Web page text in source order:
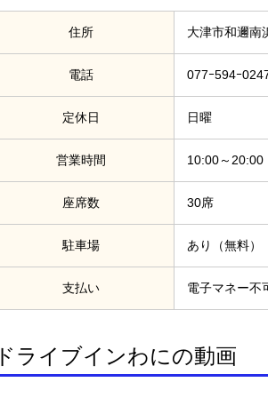
住所 大津市和邇南
電話 077ｰ594ｰ
定休日 日曜
営業時間 10:00～20:00
座席数 30席
駐車場 あり（無料）
支払い 電子マネー不
ドライブインわにの動画